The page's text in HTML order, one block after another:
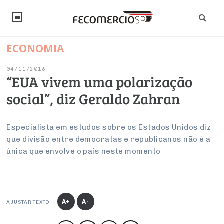
NOTÍCIAS
Editorial
Artigos
PROJETOS ESPECIAIS:
Economia
Brasil
Economia Digital
Legislação
Arbitragem e Mediação
Reforma Tributária
Negócios
ESG
Últimas Notícias
SINDICATOS
PESQUISAS
FALE CONOSCO
INSTITUCIONAL
Negociações Coletivas
Conselho de Turismo
EMPRESAS
ECONOMIA
04/11/2016
“EUA vivem uma polarização
social”, diz Geraldo Zahran
Especialista em estudos sobre os Estados Unidos diz
que divisão entre democratas e republicanos não é a
única que envolve o país neste momento
AJUSTAR TEXTO A+ A-